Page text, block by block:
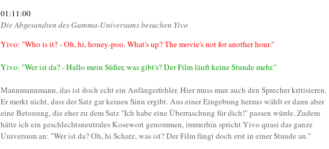
01:11:00
Die Abgesandten des Gamma-Universums besuchen Yivo
Yivo: "Who is it? - Oh, hi, honey-poo. What's up? The movie's not for another hour."
Yivo: "Wer ist da? - Hallo mein Süßer, was gibt's? Der Film läuft keine Stunde mehr."
Mannmannmann, das ist doch echt ein Anfängerfehler. Hier muss man auch den Sprecher kritisieren.
Er merkt nicht, dass der Satz gar keinen Sinn ergibt. Aus einer Eingebung heraus wählt er dann aber
eine Betonung, die eher zu dem Satz "Ich habe eine Überraschung für dich!" passen würde. Zudem
hätte ich ein geschlechtsneutrales Kosewort genommen, immerhin spricht Yivo quasi das ganze
Universum an: "Wer ist da? Oh, hi Schatz, was ist? Der Film fängt doch erst in einer Stunde an."